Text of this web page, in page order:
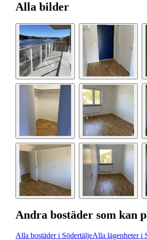
Alla bilder
Andra bostäder som kan
Alla bostäder i SödertäljeAlla lägenheter i